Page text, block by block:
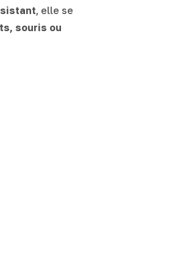
, elle se
souris ou